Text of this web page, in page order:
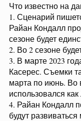
Что известно на
1. Сценарий
Райан Кондалл
сезоне будет
2. Во 2 сезоне
3. В марте 2023
Касерес. Съемки
марта по июнь. Во
использовался
4. Райан Кондалл
будут